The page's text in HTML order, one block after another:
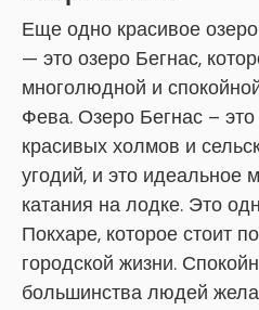
Еще одно красивое
— это озеро Бегнас,
многолюдной и
Фева. Озеро Бегнас –
красивых холмов и
угодий, и это идеальное
катания на лодке. Это
Покхаре, которое стоит
городской жизни.
большинства людей